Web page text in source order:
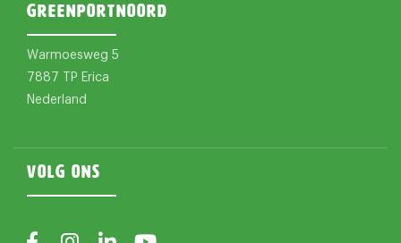
Greenportnoord
Warmoesweg 5
7887 TP Erica
Nederland
Volg ons